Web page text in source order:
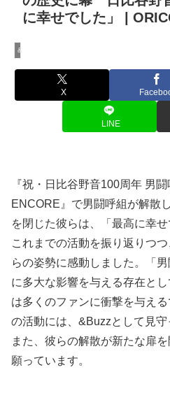
に幸せでした」 |
&Buzzのエンタニュース
X
LINE
『祝・日比谷野音100周年 男
ENCORE』で男闘呼組が解散
を閉じた彼らは、「最高に幸
これまでの活動を振り返りつ
らの姿勢に感動しました。「
に多大な影響を与える存在と
は多くのファンに衝撃を与え
の活動には、&Buzzとして見守
また、彼らの解散が新たな扉
願っています。